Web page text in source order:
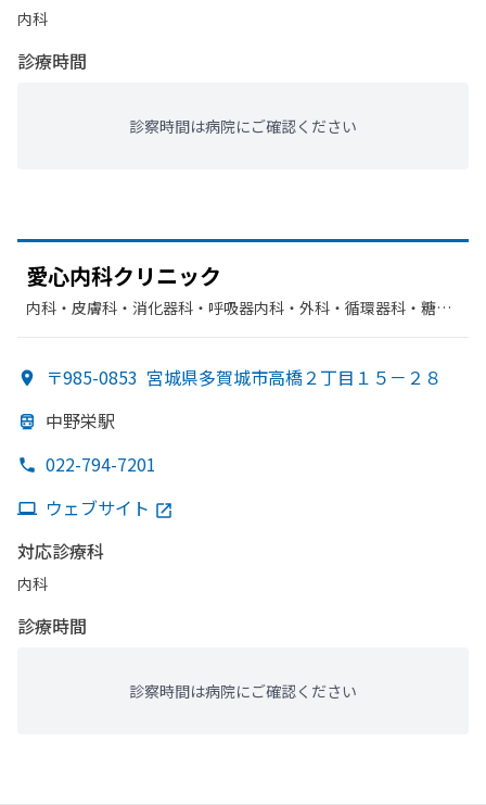
内科
診療時間
診察時間は病院にご確認ください
愛心内科クリニック
内科・​皮膚科・​消化器科・​呼吸器内科・​外科・​循環器科・​糖尿
〒985-0853 宮城県多賀城市高橋２丁目１５－２８
中野栄駅
022-794-7201
ウェブサイト
対応診療科
内科
診療時間
診察時間は病院にご確認ください